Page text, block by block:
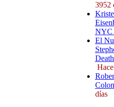
3952
NYC
El
días